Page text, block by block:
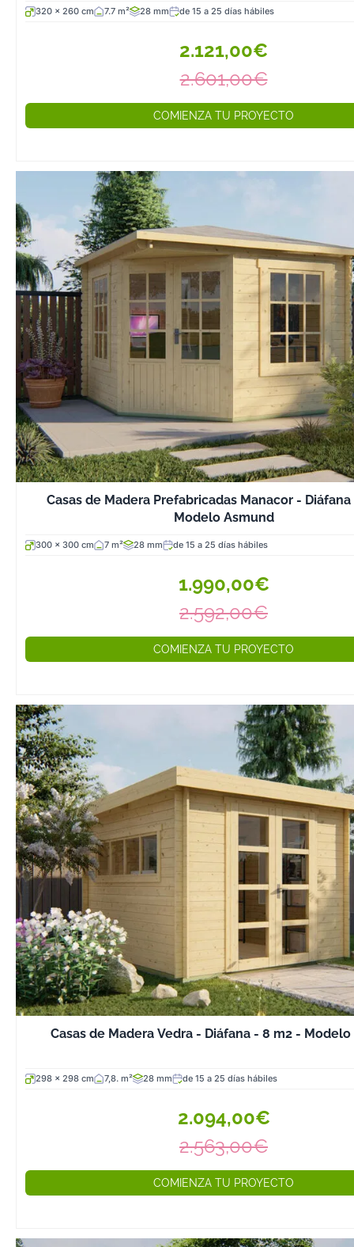
320 x 260 cm 7.7 m² 28 mm de 15 a 25 días hábiles
2.121,00€
2.601,00€
COMIENZA TU PROYECTO
Casas de Madera Prefabricadas Manacor -
Modelo Asmund
300 x 300 cm 7 m² 28 mm de 15 a 25 días hábiles
1.990,00€
2.592,00€
COMIENZA TU PROYECTO
Casas de Madera Vedra - Diáfana - 8 m2 -
298 x 298 cm 7,8. m² 28 mm de 15 a 25 días hábiles
2.094,00€
2.563,00€
COMIENZA TU PROYECTO